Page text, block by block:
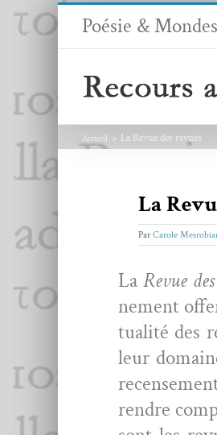
Passer
Poésie &
Accueil La Revue des revues
La
ParCarole
La Revue
nement
tu­al­ité des
leur
ren­dre